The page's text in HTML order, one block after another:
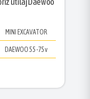
MINI EXCAVATOR
DAEWOO 55-75v